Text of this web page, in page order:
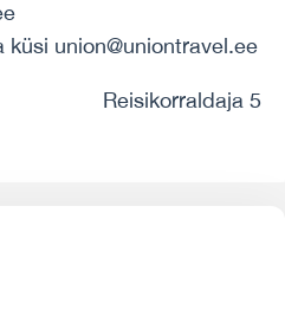
union@uniontravel.ee
Reisikorraldaja 5